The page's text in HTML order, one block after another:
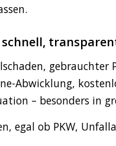
Abwicklung,
– besonders in
egal ob PKW,